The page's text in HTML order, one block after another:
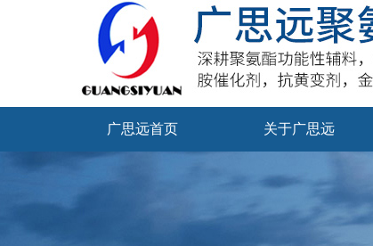
广思远首页 关于广思远